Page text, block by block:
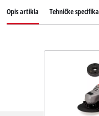
Opis artikla Tehničke